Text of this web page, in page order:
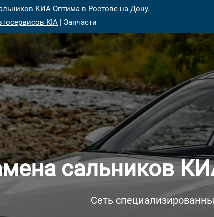
КИА Оптима в Ростове-на-Дону.
KIA | Запчасти
сальников
Сеть